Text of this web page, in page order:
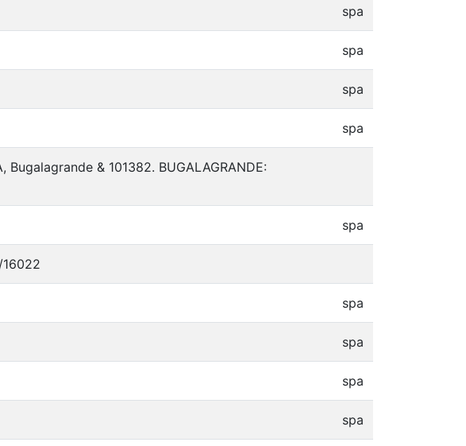
spa
spa
spa
spa
& 101382. BUGALAGRANDE:
spa
spa
spa
spa
spa